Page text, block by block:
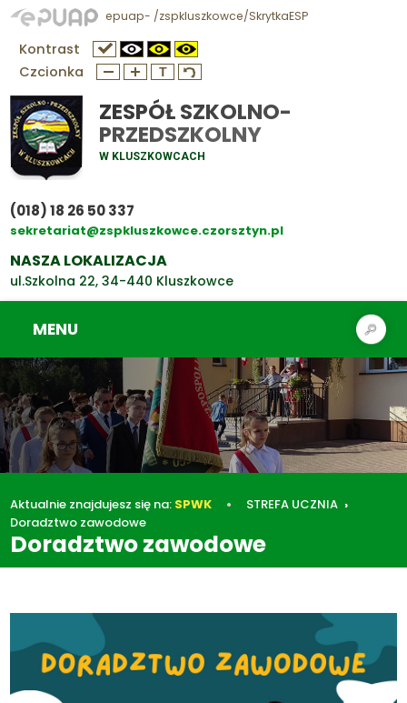
epuap- /zspkluszkowce/SkrytkaESP
Kontrast
Czcionka
ZESPÓŁ SZKOLNO-
PRZEDSZKOLNY
W KLUSZKOWCACH
(018) 18 26 50 337
sekretariat@zspkluszkowce.czorsztyn.pl
NASZA LOKALIZACJA
ul.Szkolna 22, 34-440 Kluszkowce
Aktualnie znajdujesz się na: SPWK
STREFA UCZNIA
Doradztwo zawodowe
Doradztwo zawodowe
MENU